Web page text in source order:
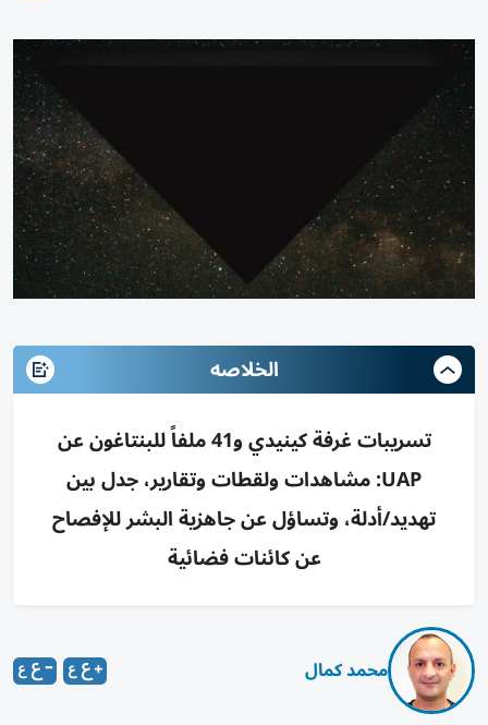
الخلاصه
تسريبات غرفة كينيدي و41 ملفاً للبنتاغون عن
UAP: مشاهدات ولقطات وتقارير، جدل بين
تهديد/أدلة، وتساؤل عن جاهزية البشر للإفصاح
عن كائنات فضائية
محمد كمال